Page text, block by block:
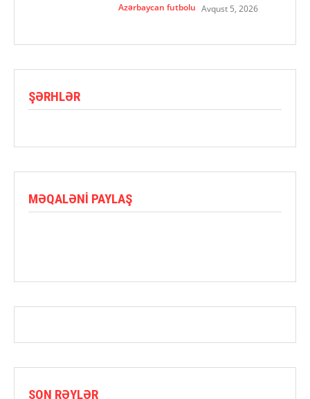
Azərbaycan futbolu Avqust 5, 2026
ŞƏRHLƏR
MƏQALƏNI PAYLAŞ
SON RƏYLƏR